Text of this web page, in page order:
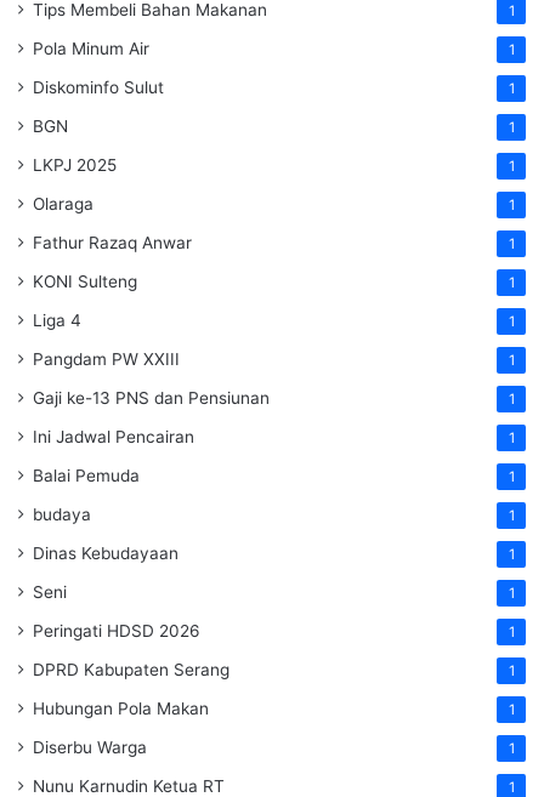
Tips Membeli Bahan Makanan 1
Pola Minum Air 1
Diskominfo Sulut 1
BGN 1
LKPJ 2025 1
Olaraga 1
Fathur Razaq Anwar 1
KONI Sulteng 1
Liga 4 1
Pangdam PW XXIII 1
Gaji ke-13 PNS dan Pensiunan 1
Ini Jadwal Pencairan 1
Balai Pemuda 1
budaya 1
Dinas Kebudayaan 1
Seni 1
Peringati HDSD 2026 1
DPRD Kabupaten Serang 1
Hubungan Pola Makan 1
Diserbu Warga 1
Nunu Karnudin Ketua RT 1